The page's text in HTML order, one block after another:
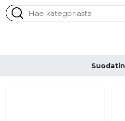
Suodatin